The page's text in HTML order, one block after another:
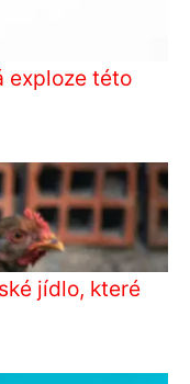
exploze této
jídlo, které